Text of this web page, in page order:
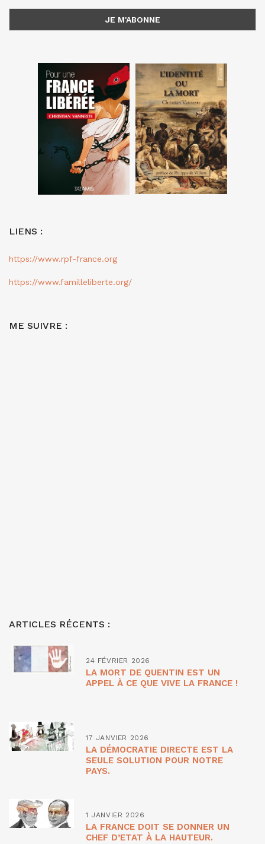
LIENS :
https://www.rpf-france.org
https://www.familleliberte.org/
ME SUIVRE :
ARTICLES RÉCENTS :
24 FÉVRIER 2026
LA MORT DE QUENTIN EST UN
APPEL À CE QUE VIVE LA FRANCE !
17 JANVIER 2026
LA DÉMOCRATIE DIRECTE EST LA
SEULE SOLUTION POUR NOTRE
PAYS.
1 JANVIER 2026
LA FRANCE DOIT SE DONNER UN
CHEF D’ETAT À LA HAUTEUR.